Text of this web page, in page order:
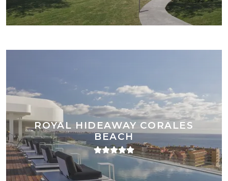
ROYAL HIDEAWAY CORALES
BEACH